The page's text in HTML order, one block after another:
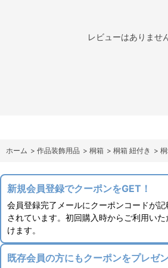
レビューはありませ
ホーム > 作品装飾用品 > 桐箱 > 桐箱 紐付き >
新規会員登録でクーポンをGET！
会員登録完了メールにクーポンコードが記
されています。初回購入時からご利用いた
けます。
既存会員の方にもクーポンをプレゼ